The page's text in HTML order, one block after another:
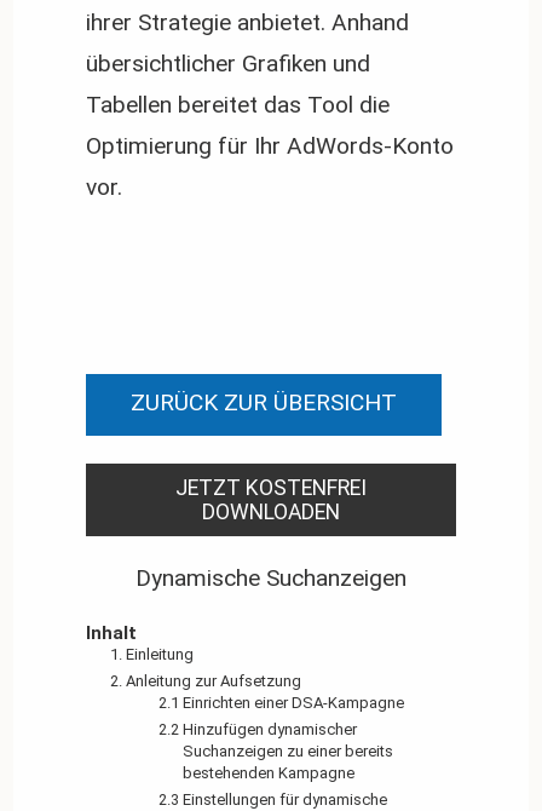
ihrer Strategie anbietet. Anhand
übersichtlicher Grafiken und
Tabellen bereitet das Tool die
Optimierung für Ihr AdWords-Konto
vor.
ZURÜCK ZUR ÜBERSICHT
JETZT KOSTENFREI
DOWNLOADEN
Dynamische Suchanzeigen
Inhalt
1. Einleitung
2. Anleitung zur Aufsetzung
2.1 Einrichten einer DSA-Kampagne
2.2 Hinzufügen dynamischer
Suchanzeigen zu einer bereits
bestehenden Kampagne
2.3 Einstellungen für dynamische